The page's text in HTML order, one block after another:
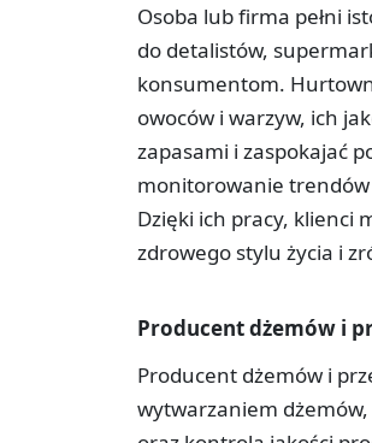
Osoba lub firma pełni
do detalistów,
konsumentom.
owoców i warzyw, ich
zapasami i zaspokajać
monitorowanie
Dzięki ich pracy, klienci
zdrowego stylu życia i
Producent dżemów i
Producent dżemów i
wytwarzaniem